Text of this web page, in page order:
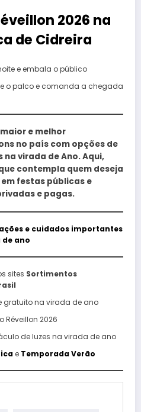
2026 na
de Cidreira
e embala o público
o palco e comanda a chegada
e melhor
no país com opções de
virada de Ano. Aqui,
contempla quem deseja
festas públicas e
e pagas.
e cuidados importantes
ano
sites Sortimentos
gratuito na virada de ano
Réveillon 2026
de luzes na virada de ano
e Temporada Verão